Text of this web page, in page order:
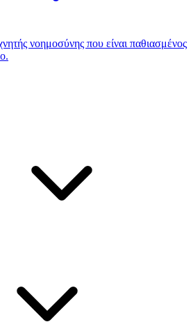
νοημοσύνης που είναι παθιασμένος